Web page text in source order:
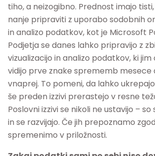
tiho, a neizogibno. Prednost imajo
nanje pripraviti z uporabo sodobnih
in analizo podatkov, kot je Microsoft
Podjetja se danes lahko pripravijo z
vizualizacijo in analizo podatkov, ki
vidijo prve znake sprememb mesece
vnaprej. To pomeni, da lahko
še preden izzivi prerastejo v resne
Poslovni izzivi se nikoli ne ustavijo –
in se razvijajo. Če jih prepoznamo
spremenimo v priložnosti.